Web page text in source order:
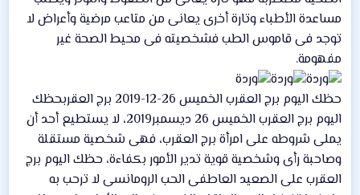
مساعدة الأطباء وتارة أخرى يعانى من متاعب مرضية وأعراض لا
توجد فى قاموس الطب فشخصيته فى محيط الصحة غير
مفهومة.
حظك اليوم برج العقرب الخميس 26-12-2019 برج العقربحظك
اليوم برج العقرب الخميس 26 ديسمبر2019، لا يستطيع أحد أن
يملى شروطه على امرأة برج العقرب، فهى شخصية مستقلة
وصاحبة رأى وشخصية قوية تدير الأمور بكفاءة، حظك اليوم برج
العقرب على الصعيد العاطفى الحب الرومانسى لا ترحب به